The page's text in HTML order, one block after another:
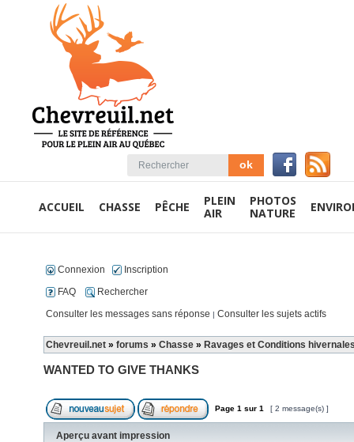
ACCUEIL CHASSE PÊCHE
PLEIN
AIR
PHOTOS
NATURE
Connexion
Inscription
FAQ
Rechercher
Consulter les messages sans réponse | Consulter les sujets actifs
Chevreuil.net » forums » Chasse » Ravages et Conditions
WANTED TO GIVE THANKS
Page 1 sur 1 [ 2 message(s) ]
Aperçu avant impression